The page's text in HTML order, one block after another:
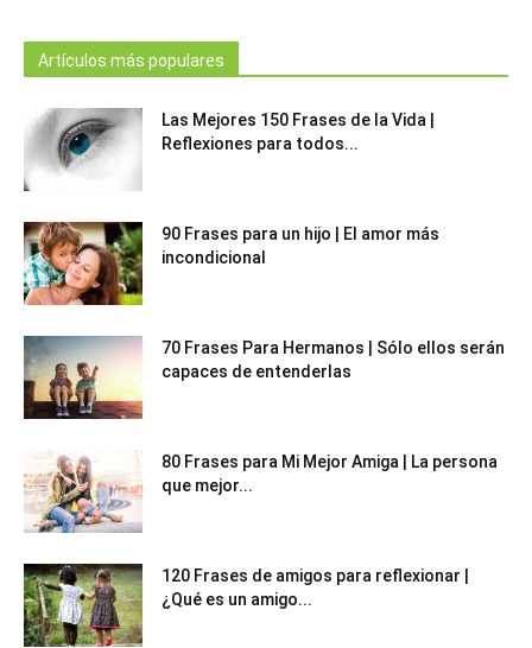
Artículos más populares
Las Mejores 150 Frases de la Vida |
Reflexiones para todos...
90 Frases para un hijo | El amor más
incondicional
70 Frases Para Hermanos | Sólo ellos serán
capaces de entenderlas
80 Frases para Mi Mejor Amiga | La persona
que mejor...
120 Frases de amigos para reflexionar |
¿Qué es un amigo...